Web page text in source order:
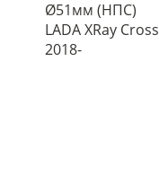
Ø51мм (НПС)
LADA XRay Cross
2018-